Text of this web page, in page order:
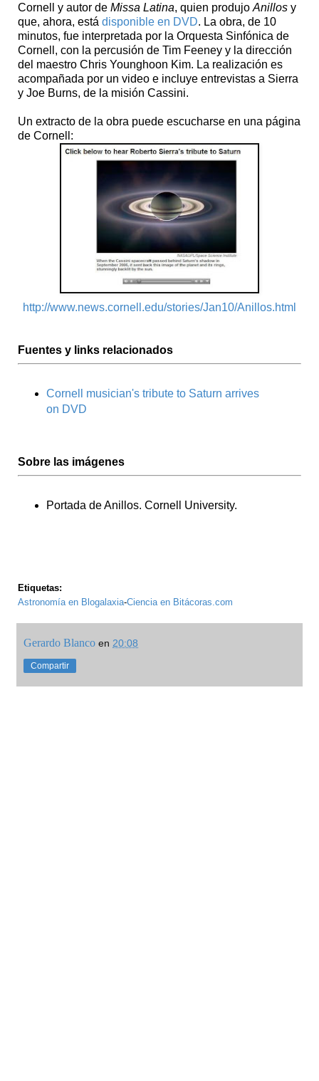
Cornell y autor de Missa Latina, quien produjo Anillos y
que, ahora, está disponible en DVD. La obra, de 10
minutos, fue interpretada por la Orquesta Sinfónica de
Cornell, con la percusión de Tim Feeney y la dirección
del maestro Chris Younghoon Kim. La realización es
acompañada por un video e incluye entrevistas a Sierra
y Joe Burns, de la misión Cassini.
Un extracto de la obra puede escucharse en una página
de Cornell:
http://www.news.cornell.edu/stories/Jan10/Anillos.html
Fuentes y links relacionados
Cornell musician's tribute to Saturn arrives
on DVD
Sobre las imágenes
Portada de Anillos. Cornell University.
Etiquetas:
Astronomía en Blogalaxia-Ciencia en Bitácoras.com
Gerardo Blanco en 20:08
Compartir